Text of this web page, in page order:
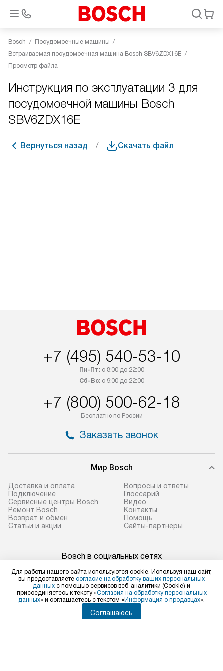
Bosch
Посудомоечные машины
Встраиваемая посудомоечная машина Bosch SBV6ZDX16E
Просмотр файла
Инструкция по эксплуатации 3 для
посудомоечной машины Bosch
SBV6ZDX16E
Вернуться назад Скачать файл
+7 (495) 540-53-10
Пн-Пт:с 8:00 до 22:00
Сб-Вс:с 9:00 до 22:00
+7 (800) 500-62-18
Бесплатно по России
Заказать звонок
Мир Bosch
Доставка и оплата
Подключение
Сервисные центры Bosch
Ремонт Bosch
Возврат и обмен
Статьи и акции
Вопросы и ответы
Глоссарий
Видео
Контакты
Помощь
Сайты-партнеры
Bosch в социальных сетях
Для физических лиц
shop@bosch-centre.ru
Для юридических лиц
Для работы нашего сайта используются cookie. Используя наш сайт,
вы предоставляете согласие на обработку ваших персональных
данных с помощью сервисов веб-аналитики (Cookie) и
присоединяетесь к тексту «Согласия на обработку персональных
данных» и соглашаетесь с текстом « Информация о продавцах».
Соглашаюсь